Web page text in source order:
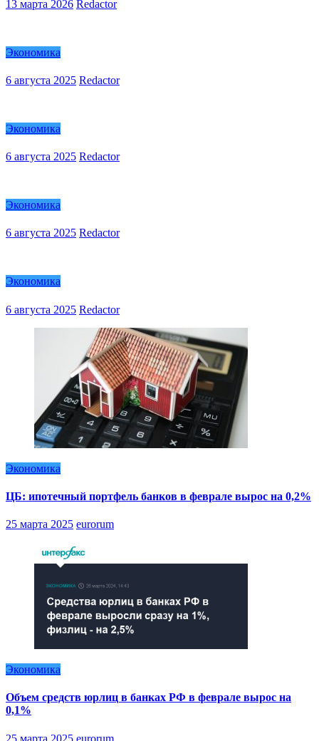
13 марта 2026 Redactor
Экономика
6 августа 2025 Redactor
Экономика
6 августа 2025 Redactor
Экономика
6 августа 2025 Redactor
Экономика
6 августа 2025 Redactor
Экономика
ЦБ: ипотечный портфель банков в феврале вырос на 0,2%
25 марта 2025 eurorum
Экономика
Объем средств юрлиц в банках РФ в феврале вырос на
0,1%
25 марта 2025 eurorum